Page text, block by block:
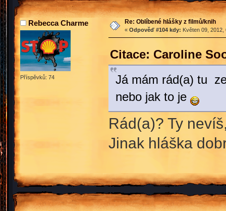
Rebecca Charme
Příspěvků: 74
Re: Oblíbené hlášky z filmů/knih
« Odpověď #104 kdy: Květen 09, 2012,
Citace: Caroline
Já mám rád(a) tu
nebo jak to je
Rád(a)? Ty
Jinak hláška